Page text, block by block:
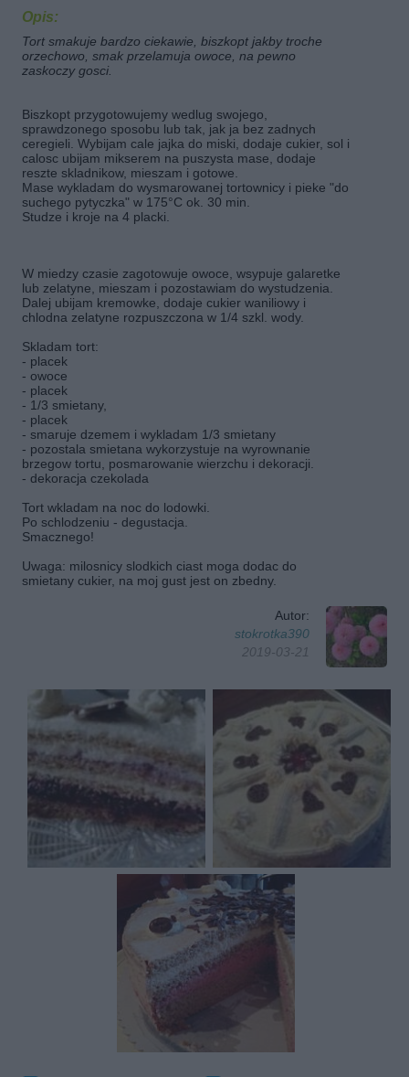
Opis:
Tort smakuje bardzo ciekawie, biszkopt jakby troche
orzechowo, smak przelamuja owoce, na pewno
zaskoczy gosci.
Biszkopt przygotowujemy wedlug swojego,
sprawdzonego sposobu lub tak, jak ja bez zadnych
ceregieli. Wybijam cale jajka do miski, dodaje cukier, sol i
calosc ubijam mikserem na puszysta mase, dodaje
reszte skladnikow, mieszam i gotowe.
Mase wykladam do wysmarowanej tortownicy i pieke "do
suchego pytyczka" w 175°C ok. 30 min.
Studze i kroje na 4 placki.
W miedzy czasie zagotowuje owoce, wsypuje galaretke
lub zelatyne, mieszam i pozostawiam do wystudzenia.
Dalej ubijam kremowke, dodaje cukier waniliowy i
chlodna zelatyne rozpuszczona w 1/4 szkl. wody.
Skladam tort:
- placek
- owoce
- placek
- 1/3 smietany,
- placek
- smaruje dzemem i wykladam 1/3 smietany
- pozostala smietana wykorzystuje na wyrownanie
brzegow tortu, posmarowanie wierzchu i dekoracji.
- dekoracja czekolada
Tort wkladam na noc do lodowki.
Po schlodzeniu - degustacja.
Smacznego!
Uwaga: milosnicy slodkich ciast moga dodac do
smietany cukier, na moj gust jest on zbedny.
Autor:
stokrotka390
2019-03-21